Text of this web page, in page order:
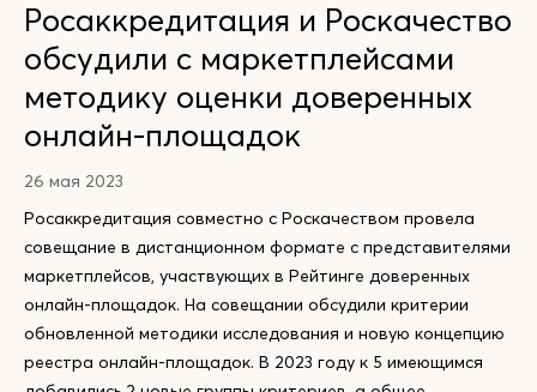
Росаккредитация и Роскачество
обсудили с маркетплейсами
методику оценки доверенных
онлайн-площадок
26 мая 2023
Росаккредитация совместно с Роскачеством провела
совещание в дистанционном формате с представителями
маркетплейсов, участвующих в Рейтинге доверенных
онлайн-площадок. На совещании обсудили критерии
обновленной методики исследования и новую концепцию
реестра онлайн-площадок. В 2023 году к 5 имеющимся